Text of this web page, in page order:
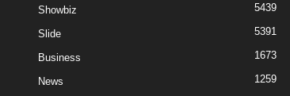
Showbiz 5439
Slide 5391
Business 1673
News 1259